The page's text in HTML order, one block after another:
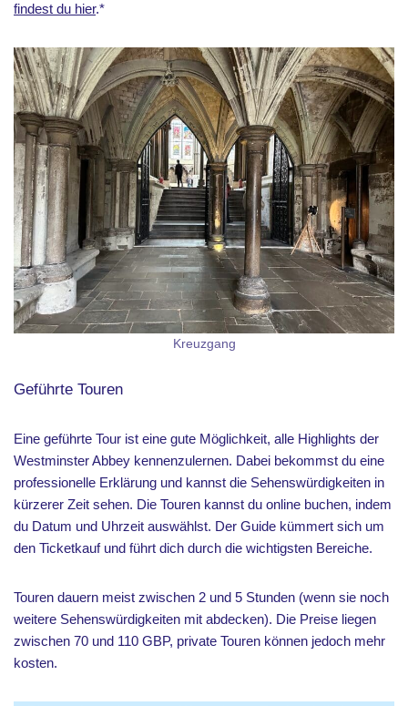
findest du hier.*
Kreuzgang
Geführte Touren
Eine geführte Tour ist eine gute Möglichkeit, alle Highlights der
Westminster Abbey kennenzulernen. Dabei bekommst du eine
professionelle Erklärung und kannst die Sehenswürdigkeiten in
kürzerer Zeit sehen. Die Touren kannst du online buchen, indem
du Datum und Uhrzeit auswählst. Der Guide kümmert sich um
den Ticketkauf und führt dich durch die wichtigsten Bereiche.
Touren dauern meist zwischen 2 und 5 Stunden (wenn sie noch
weitere Sehenswürdigkeiten mit abdecken). Die Preise liegen
zwischen 70 und 110 GBP, private Touren können jedoch mehr
kosten.